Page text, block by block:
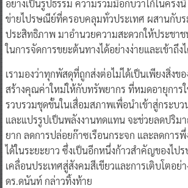
อย่างเป็นรูปธรรม ความร่วมมือกับวาโก้ในครั้ง
ข่ายไปรษณีย์ที่ครอบคลุมทั่วประเทศ ผสานกับ
ประสิทธิภาพ มาอำนวยความสะดวกให้ประชา
ในการจัดการขยะต้นทางได้อย่างง่ายและเข้าถึง
เรามองว่าทุกพัสดุที่ถูกส่งต่อไม่ได้เป็นเพียงสิ่งข
สร้างคุณค่าใหม่ให้กับทรัพยากร ที่หมดอายุการใ
รวบรวมชุดชั้นในเสื่อมสภาพเพื่อนำเข้าสู่กระบว
และแปรรูปเป็นพลังงานทดแทน จะช่วยลดปริม
ยาก ลดการปล่อยก๊าซเรือนกระจก และลดการ
ได้ในระยะยาว ซึ่งเป็นอีกหนึ่งก้าวสำคัญของไป
เคลื่อนประเทศสู่สังคมสีเขียวและการเติบโตอย่
ดร.ดนันท์ กล่าวทิ้งท้าย